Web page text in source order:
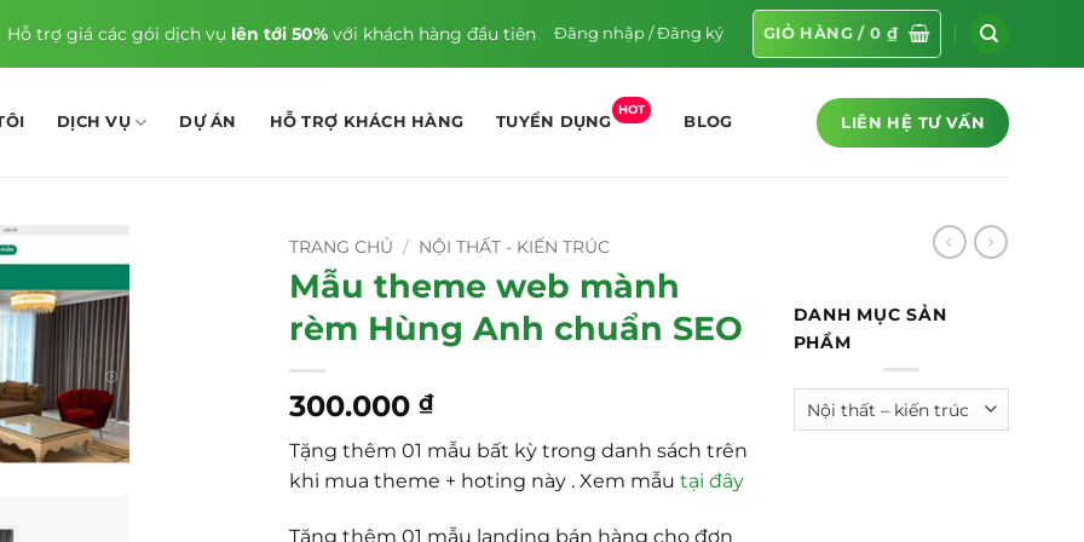
Hỗ trợ giá các gói dịch vụ lên tới 50%với khách hàng đầu tiên Đăng nhập / Đăng ký GIỎ HÀNG /0 ₫
DỊCH VỤ DỰ ÁN HỖ TRỢ KHÁCH HÀNG TUYỂN DỤNG
HOT
BLOG LIÊN HỆ TƯ VẤN
TRANG CHỦ / NỘI THẤT - KIẾN TRÚC
Mẫu theme web mành
rèm Hùng Anh chuẩn SEO
300.000 ₫
Tặng thêm 01 mẫu bất kỳ trong danh sách trên
khi mua theme + hoting này . Xem mẫu tại đây
Tặng thêm 01 mẫu landing bán hàng cho đơn
DANH MỤC SẢN
PHẨM